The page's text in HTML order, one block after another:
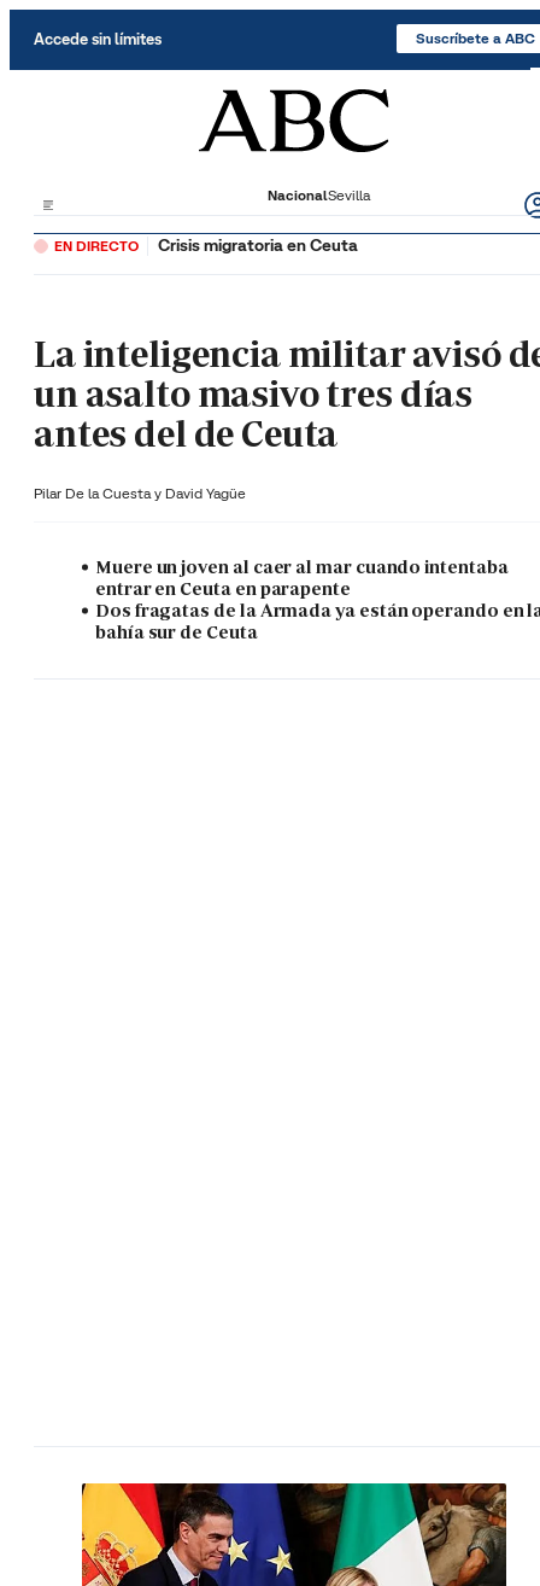
Accede sin límites Suscríbete a ABC
NacionalSevilla
EN DIRECTO Crisis migratoria en Ceuta
La inteligencia militar avisó
un asalto masivo tres días
antes del de Ceuta
Pilar De la Cuesta y David Yagüe
Muere un joven al caer al mar cuando intentaba
entrar en Ceuta en parapente
Dos fragatas de la Armada ya están operando en
bahía sur de Ceuta